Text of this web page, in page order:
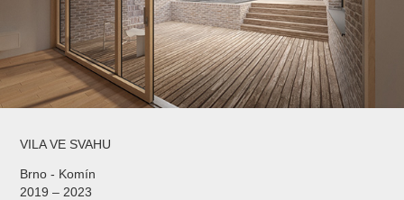
VILA VE SVAHU
Brno - Komín
2019 – 2023